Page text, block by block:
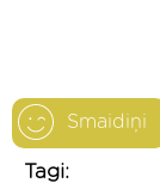
Smaidiņi
Tagi: